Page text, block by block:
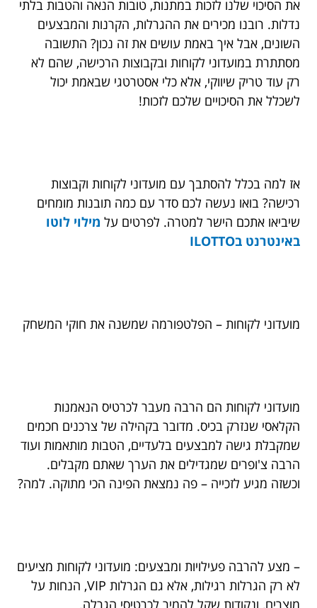
את הסיכוי שלנו לזכות במתנות, טובות הנאה והטבות בלתי
נדלות. רובנו מכירים את ההגרלות, הקרנות והמבצעים
השונים, אבל איך באמת עושים את זה נכון? התשובה
מסתתרת במועדוני לקוחות ובקבוצות הרכישה, שהם לא
רק עוד טריק שיווקי, אלא כלי אסטרטגי שבאמת יכול
לשכלל את הסיכויים שלכם לזכות!
אז למה בכלל להסתבך עם מועדוני לקוחות וקבוצות
רכישה? בואו נעשה לכם סדר עם כמה תובנות מומחים
שיביאו אתכם הישר למטרה. לפרטים על מילוי לוטו
באינטרנט בILOTTO
מועדוני לקוחות – הפלטפורמה שמשנה את חוקי המשחק
מועדוני לקוחות הם הרבה מעבר לכרטיס הנאמנות
הקלאסי שנזרק בכיס. מדובר בקהילה של צרכנים חכמים
שמקבלת גישה למבצעים בלעדיים, הטבות מותאמות ועוד
הרבה צ'ופרים שמגדילים את הערך שאתם מקבלים.
וכשזה מגיע לזכייה – פה נמצאת הפינה הכי מתוקה. למה?
– מצע להרבה פעילויות ומבצעים: מועדוני לקוחות מציעים
לא רק הגרלות רגילות, אלא גם הגרלות VIP, הנחות על
מוצרים, ונקודות שקל להמיר לכרטיסי הגרלה.